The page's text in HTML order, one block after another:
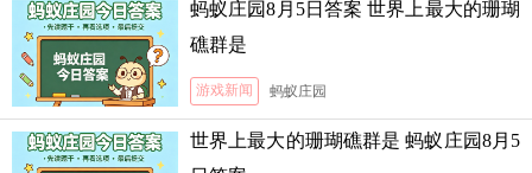
蚂蚁庄园8月5日答案 世界上最大的珊瑚
礁群是
游戏新闻 蚂蚁庄园
世界上最大的珊瑚礁群是 蚂蚁庄园8月5